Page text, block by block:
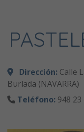
Dirección: Calle
Burlada (NAVARRA)
Teléfono: 948 23